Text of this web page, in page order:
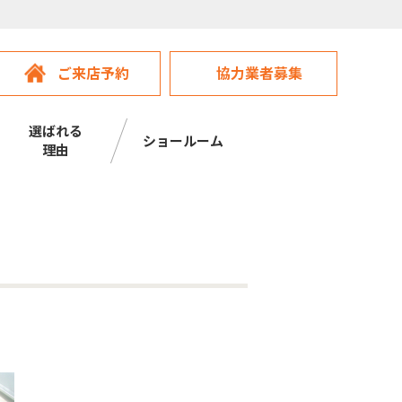
ご来店予約 協力業者募集
選ばれる
理由
ショールーム